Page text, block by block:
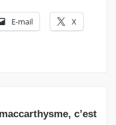
E-mail X
c’est